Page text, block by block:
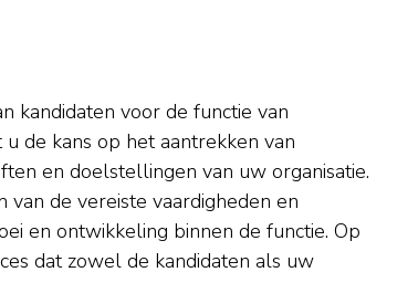
kandidaten voor de functie van
de kans op het aantrekken van
en doelstellingen van uw organisatie.
de vereiste vaardigheden en
en ontwikkeling binnen de functie. Op
dat zowel de kandidaten als uw